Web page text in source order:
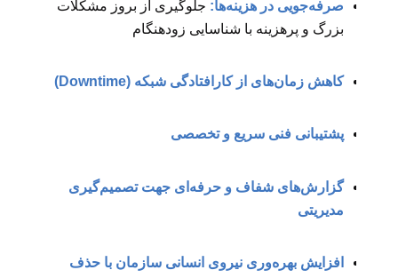
صرفه‌جویی در هزینه‌ها: جلوگیری از بروز مشکلات
بزرگ و پرهزینه با شناسایی زودهنگام
کاهش زمان‌های از کارافتادگی شبکه (Downtime)
پشتیبانی فنی سریع و تخصصی
گزارش‌های شفاف و حرفه‌ای جهت تصمیم‌گیری
مدیریتی
افزایش بهره‌وری نیروی انسانی سازمان با حذف